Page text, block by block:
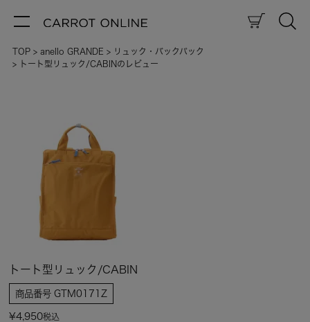
TOP anello GRANDE
リュック・バックパック
トート型リュック/CABINのレビュー
トート型リュック/CABIN
商品番号 GTM0171Z
¥4,950税込